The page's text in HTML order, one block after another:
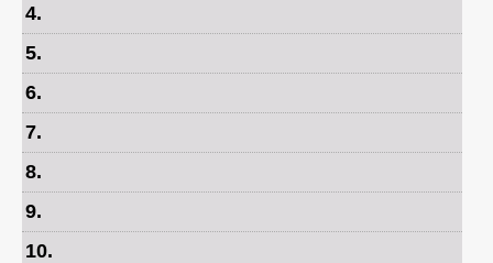
4.
5.
6.
7.
8.
9.
10.